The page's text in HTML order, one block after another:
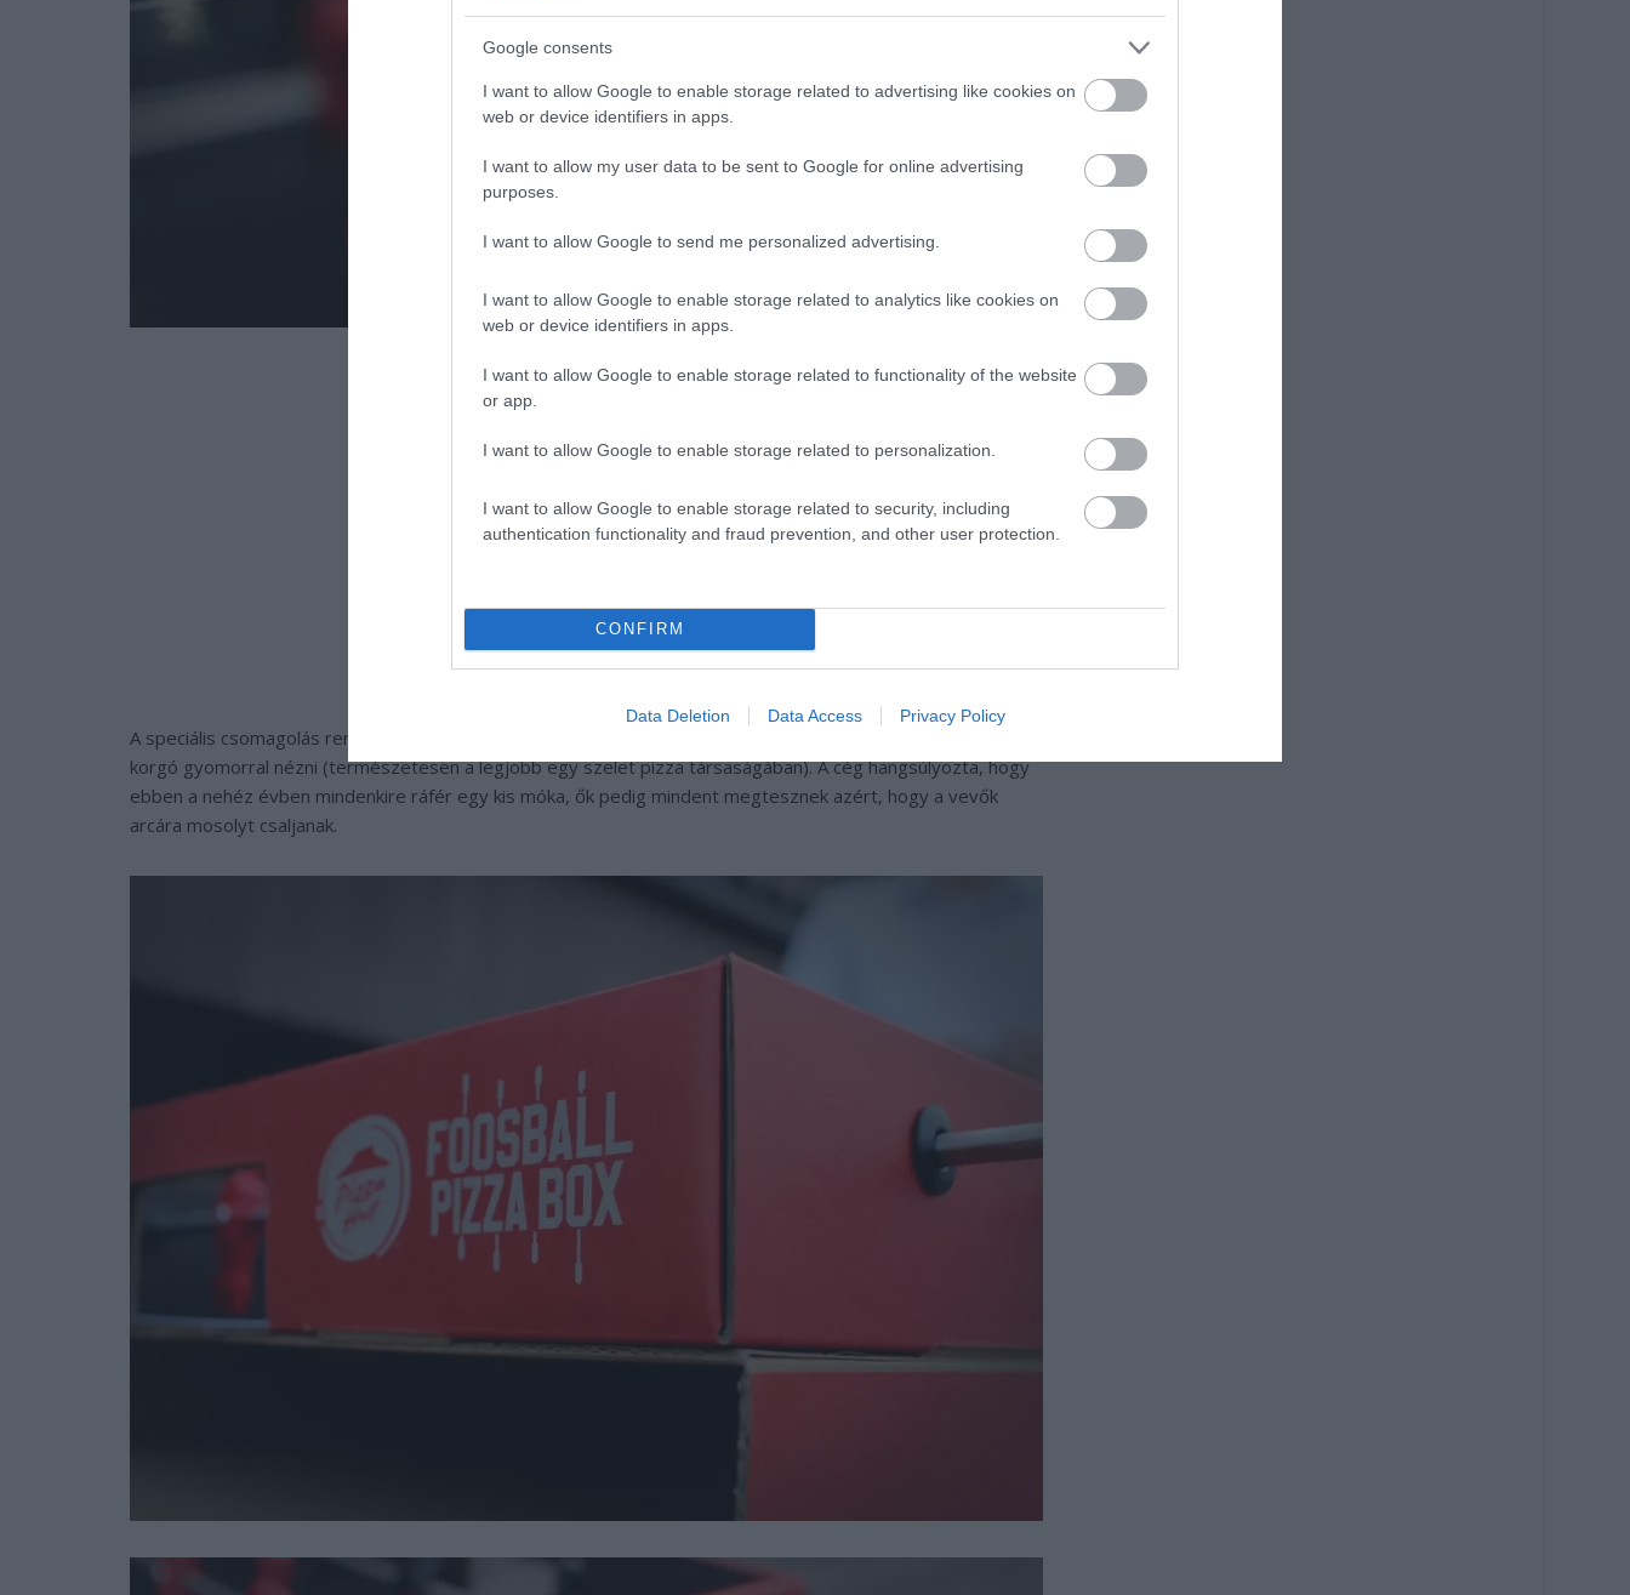
Google consents
I want to allow Google to enable storage related to advertising like cookies on
web or device identifiers in apps.
I want to allow my user data to be sent to Google for online advertising
purposes.
I want to allow Google to send me personalized advertising.
I want to allow Google to enable storage related to analytics like cookies on
web or device identifiers in apps.
I want to allow Google to enable storage related to functionality of the website
or app.
I want to allow Google to enable storage related to personalization.
I want to allow Google to enable storage related to security, including
authentication functionality and fraud prevention, and other user protection.
CONFIRM
Data Deletion Data Access Privacy Policy
A speciális csomagolás remek lehetőség arra, hogy a foci rajongóit emlékeztesse arra: a játékot nem jó
korgó gyomorral nézni (természetesen a legjobb egy szelet pizza társaságában). A cég hangsúlyozta, hogy
ebben a nehéz évben mindenkire ráfér egy kis móka, ők pedig mindent megtesznek azért, hogy a vevők
arcára mosolyt csaljanak.